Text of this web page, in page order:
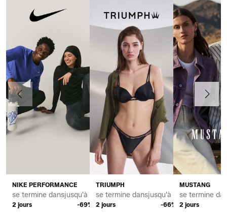
NIKE PERFORMANCE
se termine dans
2 jours
jusqu'à *
-69%
TRIUMPH
se termine dans
2 jours
jusqu'à *
-66%
MUSTANG
se termine
2 jours
Précédent Suivant